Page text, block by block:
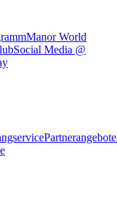
Manor World
Social Media @
Partnerangebote